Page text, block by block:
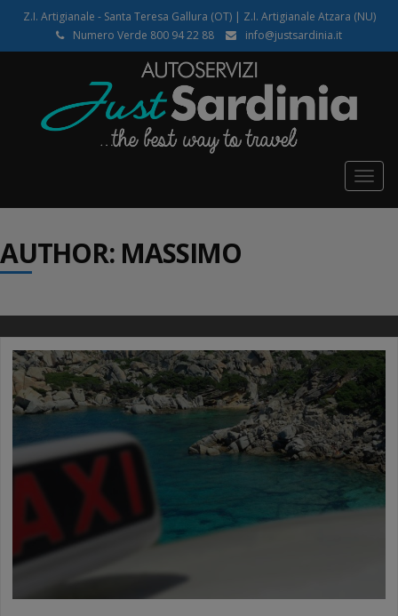
Z.I. Artigianale - Santa Teresa Gallura (OT) | Z.I. Artigianale Atzara (NU)
Numero Verde 800 94 22 88
info@justsardinia.it
AUTHOR: MASSIMO